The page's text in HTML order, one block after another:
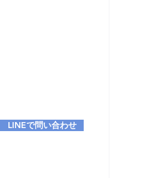
LINEで問い合わせ